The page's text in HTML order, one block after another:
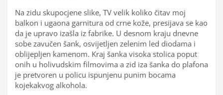
Na zidu skupocjene slike, TV velik koliko čitav moj
balkon i ugaona garnitura od crne kože, presijava se kao
da je upravo izašla iz fabrike. U desnom kraju dnevne
sobe zavučen šank, osvijetljen zelenim led diodama i
oblijepljen kamenom. Kraj šanka visoka stolica poput
onih u holivudskim filmovima a zid iza šanka do plafona
je pretvoren u policu ispunjenu punim bocama
kojekakvog alkohola.